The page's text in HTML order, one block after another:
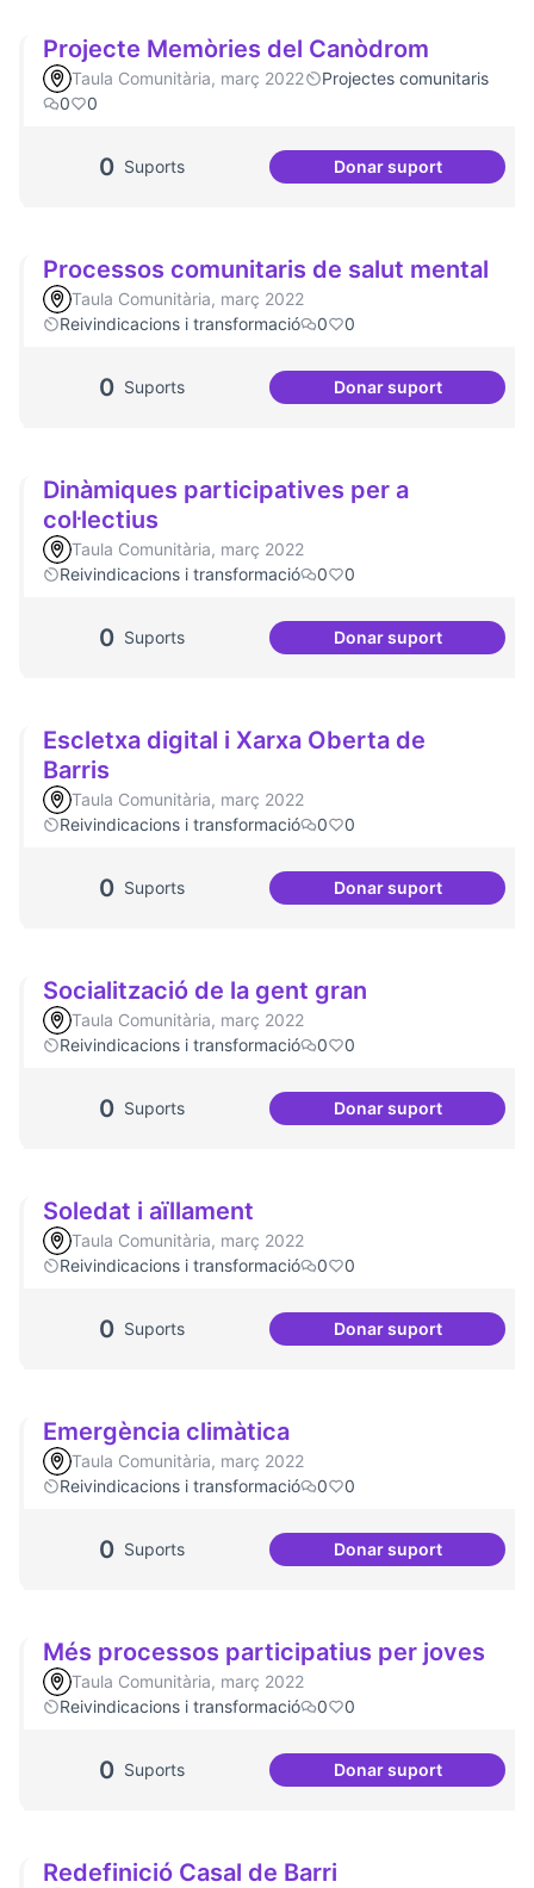
Projecte Memòries del Canòdrom
Taula Comunitària, març 2022
Projectes comunitaris
0
0
0 Suports Donar suport
Projecte
Processos comunitaris de salut mental
Taula Comunitària, març 2022
Reivindicacions i transformació
0 0
0 Suports Donar suport
Processos
Dinàmiques participatives per a
col·lectius
Taula Comunitària, març 2022
Reivindicacions i transformació
0 0
0 Suports Donar suport
Dinàmiques
Escletxa digital i Xarxa Oberta de
Barris
Taula Comunitària, març 2022
Reivindicacions i transformació
0 0
0 Suports Donar suportEscletxa digital i
Socialització de la gent gran
Taula Comunitària, març 2022
Reivindicacions i transformació
0 0
0 Suports Donar suportSocialització de
Soledat i aïllament
Taula Comunitària, març 2022
Reivindicacions i transformació
0 0
0 Suports Donar suport
Soledat i
Emergència climàtica
Taula Comunitària, març 2022
Reivindicacions i transformació
0 0
0 Suports Donar suport
Emergència
Més processos participatius per joves
Taula Comunitària, març 2022
Reivindicacions i transformació
0 0
0 Suports Donar suportMés processos
Redefinició Casal de Barri